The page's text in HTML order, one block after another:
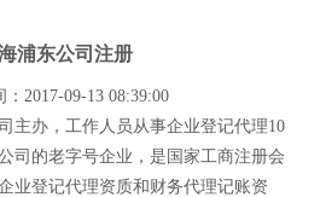
海浦东公司注册
2017-09-13 08:39:00
主办，工作人员从事企业登记代理10
司的老字号企业，是国家工商注册会
业登记代理资质和财务代理记账资